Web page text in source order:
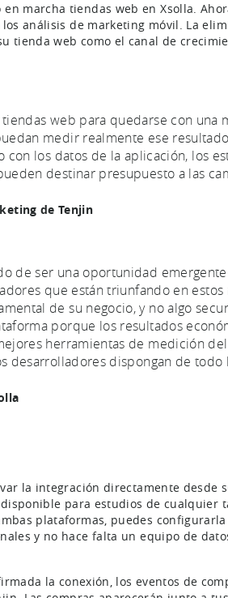
marcha tiendas web en Xsolla.
análisis de marketing móvil. La
tienda web como el canal de
web para quedarse con una
medir realmente ese
con los datos de la aplicación, los
destinar presupuesto a las
de Tenjin
de ser una oportunidad
que están triunfando en
de su negocio, y no algo
porque los resultados
herramientas de medición
desarrolladores dispongan de todo
la integración directamente desde
para estudios de cualquier
plataformas, puedes
y no hace falta un equipo de
la conexión, los eventos de